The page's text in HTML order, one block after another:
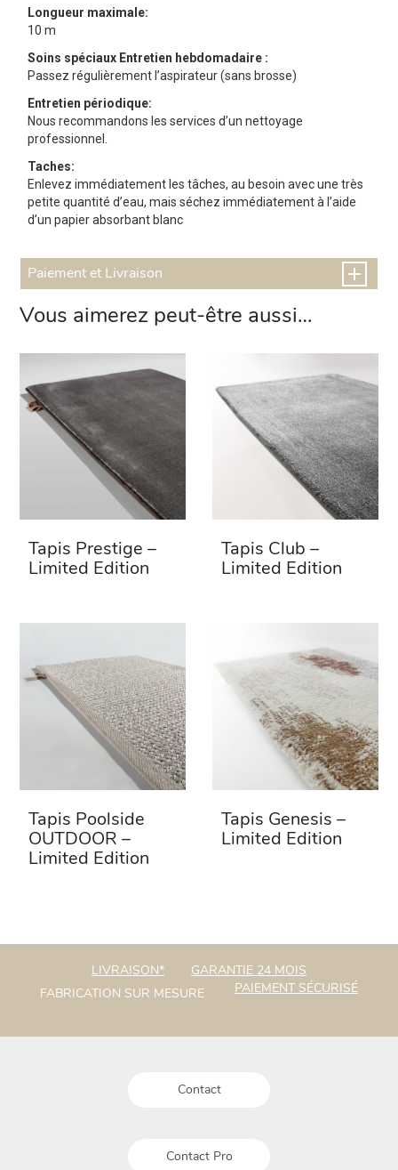
Longueur maximale:
10 m
Soins spéciaux Entretien hebdomadaire :
Passez régulièrement l’aspirateur (sans brosse)
Entretien périodique:
Nous recommandons les services d’un nettoyage
professionnel.
Taches:
Enlevez immédiatement les tâches, au besoin avec une très
petite quantité d’eau, mais séchez immédiatement à l’aide
d’un papier absorbant blanc
Paiement et Livraison
Vous aimerez peut-être aussi…
Tapis Prestige –
Limited Edition
Tapis Club –
Limited Edition
Tapis Poolside
OUTDOOR –
Limited Edition
Tapis Genesis –
Limited Edition
LIVRAISON*
GARANTIE 24 MOIS
FABRICATION SUR MESURE
PAIEMENT SÉCURISÉ
Contact
Contact Pro